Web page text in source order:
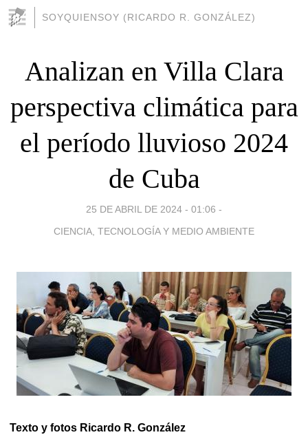
SOYQUIENSOY (RICARDO R. GONZÁLEZ)
Analizan en Villa Clara
perspectiva climática para
el período lluvioso 2024
de Cuba
25 DE ABRIL DE 2024 - 01:06 -
CIENCIA, TECNOLOGÍA Y MEDIO AMBIENTE
Texto y fotos Ricardo R. González